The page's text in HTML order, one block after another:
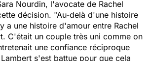
Nourdin, l'avocate de Rachel
décision. "Au-delà d'une histoire
a une histoire d'amour entre Rachel
C'était un couple très uni comme on
une confiance réciproque
s'est battue pour que cela